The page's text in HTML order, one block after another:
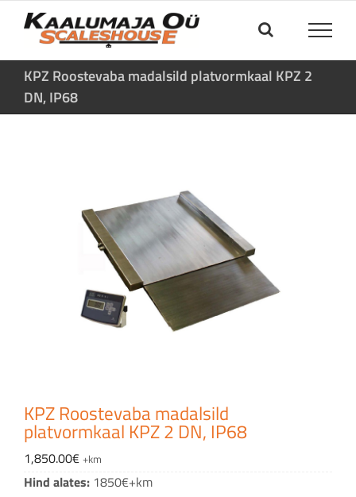
content
KPZ Roostevaba madalsild platvormkaal KPZ 2
DN, IP68
KPZ Roostevaba madalsild
platvormkaal KPZ 2 DN, IP68
1,850.00€ +km
Hind alates: 1850€+km